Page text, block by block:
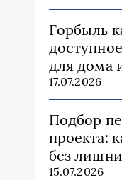
Горбыль
для дома
17.07.2026
Подбор
проекта:
без
15.07.2026